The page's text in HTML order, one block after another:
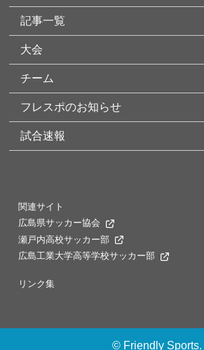
記事一覧
大会
チーム
フレスポのお知らせ
試合速報
関連サイト
広島県サッカー協会
瀬戸内高校サッカー部
広島工業大学高等学校サッカー部
リンク集
© Friendly Sports.